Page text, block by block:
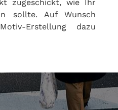
zugeschickt, wie Ihr
sollte. Auf Wunsch
Erstellung dazu